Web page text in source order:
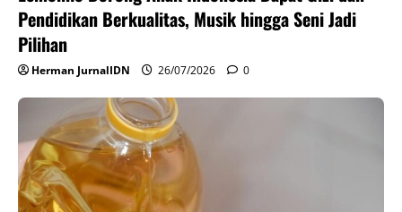
Pendidikan Berkualitas, Musik hingga Seni Jadi
Pilihan
Herman JurnalIDN 26/07/2026 0